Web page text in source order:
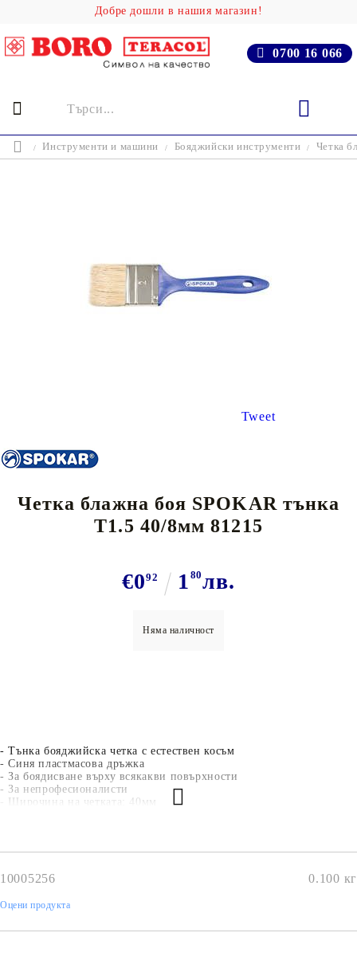
Добре дошли в нашия магазин!
0700 16 066
Инструменти и машини Бояджийски инструменти Четка
Tweet
Четка блажна боя SPOKAR тънка
Т1.5 40/8мм 81215
€092 1 80лв.
Няма наличност
- Тънка бояджийска четка с естествен косъм
- Синя пластмасова дръжка
- За боядисване върху всякакви повърхности
- За непрофесионалисти
- Широчина на четката: 40мм
10005256 0.100 кг
Оцени продукта